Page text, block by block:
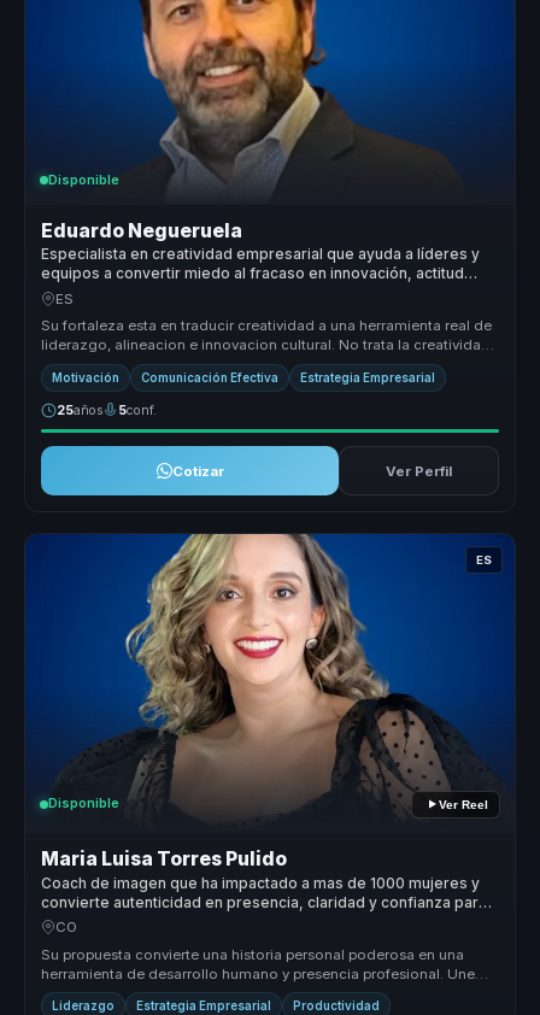
Disponible
Eduardo Negueruela
Especialista en creatividad empresarial que ayuda a líderes y
equipos a convertir miedo al fracaso en innovación, actitud
positiva y ejecución.
ES
Su fortaleza esta en traducir creatividad a una herramienta real de
liderazgo, alineacion e innovacion cultural. No trata la creatividad
...
Motivación Comunicación Efectiva Estrategia Empresarial
25años 5conf.
Cotizar Ver Perfil
ES
Disponible Ver Reel
Maria Luisa Torres Pulido
Coach de imagen que ha impactado a mas de 1000 mujeres y
convierte autenticidad en presencia, claridad y confianza para
lideres.
CO
Su propuesta convierte una historia personal poderosa en una
herramienta de desarrollo humano y presencia profesional. Une
autenticidad, ...
Liderazgo Estrategia Empresarial Productividad